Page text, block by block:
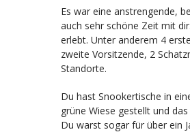
Es war eine anstrengende,
auch sehr schöne Zeit mit
erlebt. Unter anderem 4
zweite Vorsitzende, 2
Standorte.
Du hast Snookertische in
grüne Wiese gestellt und
Du warst sogar für über ein